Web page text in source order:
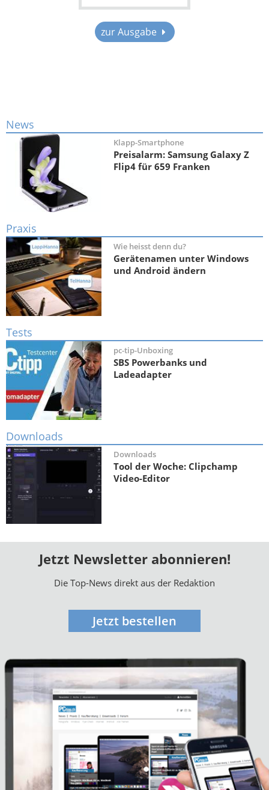
zur Ausgabe
News
Klapp-Smartphone
Preisalarm: Samsung Galaxy Z
Flip4 für 659 Franken
Praxis
Wie heisst denn du?
Gerätenamen unter Windows
und Android ändern
Tests
pc-tip-Unboxing
SBS Powerbanks und
Ladeadapter
Downloads
Downloads
Tool der Woche: Clipchamp
Video-Editor
Jetzt Newsletter abonnieren!
Die Top-News direkt aus der Redaktion
Jetzt bestellen